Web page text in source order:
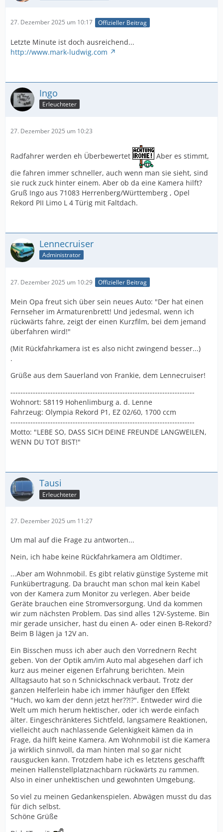
27. Dezember 2025 um 10:17 Offizieller Beitrag
Letzte Minute ist doch ausreichend...
http://www.mark-ludwig.com
Ingo
Erleuchteter
27. Dezember 2025 um 10:23
Radfahrer werden eh Überbewertet
Aber es stimmt,
die fahren immer schneller, auch wenn man sie sieht, sind
sie ruck zuck hinter einem. Aber ob da eine Kamera hilft?
Gruß Ingo aus 71083 Herrenberg/Württemberg , Opel
Rekord PII Limo L 4 Türig mit Faltdach.
Lennecruiser
Administrator
27. Dezember 2025 um 10:29 Offizieller Beitrag
Mein Opa freut sich über sein neues Auto: "Der hat einen
Fernseher im Armaturenbrett! Und jedesmal, wenn ich
rückwärts fahre, zeigt der einen Kurzfilm, bei dem jemand
überfahren wird!"
(Mit Rückfahrkamera ist es also nicht zwingend besser...)
.
Grüße aus dem Sauerland von Frankie, dem Lennecruiser!
--------------------------------------------------------------------------
Wohnort: 58119 Hohenlimburg a. d. Lenne
Fahrzeug: Olympia Rekord P1, EZ 02/60, 1700 ccm
--------------------------------------------------------------------------
Motto: "LEBE SO, DASS SICH DEINE FREUNDE LANGWEILEN,
WENN DU TOT BIST!"
Tausi
Erleuchteter
27. Dezember 2025 um 11:27
Um mal auf die Frage zu antworten...
Nein, ich habe keine Rückfahrkamera am Oldtimer.
...Aber am Wohnmobil. Es gibt relativ günstige Systeme mit
Funkübertragung. Da braucht man schon mal kein Kabel
von der Kamera zum Monitor zu verlegen. Aber beide
Geräte brauchen eine Stromversorgung. Und da kommen
wir zum nächsten Problem. Das sind alles 12V-Systeme. Bin
mir gerade unsicher, hast du einen A- oder einen B-Rekord?
Beim B lägen ja 12V an.
Ein Bisschen muss ich aber auch den Vorrednern Recht
geben. Von der Optik am/im Auto mal abgesehen darf ich
kurz aus meiner eigenen Erfahrung berichten. Mein
Alltagsauto hat so n Schnickschnack verbaut. Trotz der
ganzen Helferlein habe ich immer häufiger den Effekt
"Huch, wo kam der denn jetzt her??!?". Entweder wird die
Welt um mich herum hektischer, oder ich werde einfach
älter. Eingeschränkteres Sichtfeld, langsamere Reaktionen,
vielleicht auch nachlassende Gelenkigkeit kämen da in
Frage, da hilft keine Kamera. Am Wohnmobil ist die Kamera
ja wirklich sinnvoll, da man hinten mal so gar nicht
rausgucken kann. Trotzdem habe ich es letztens geschafft
meinen Hallenstellplatznachbarn rückwärts zu rammen.
Also in einer unhektischen und gewohnten Umgebung.
So viel zu meinen Gedankenspielen. Abwägen musst du das
für dich selbst.
Schöne Grüße